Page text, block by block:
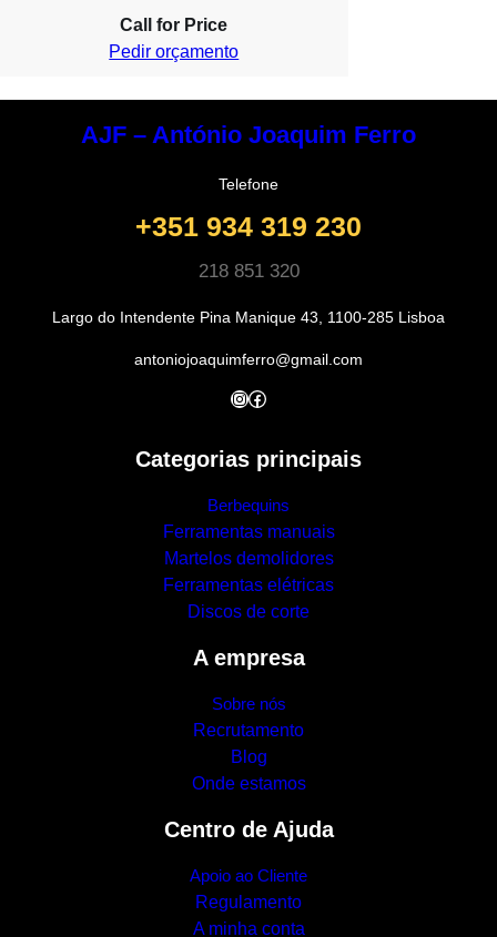
Call for Price
Pedir orçamento
AJF – António Joaquim Ferro
Telefone
+351 934 319 230
218 851 320
Largo do Intendente Pina Manique 43, 1100-285 Lisboa
antoniojoaquimferro@gmail.com
InstagramFacebook
Categorias principais
Berbequins
Ferramentas manuais
Martelos demolidores
Ferramentas elétricas
Discos de corte
A empresa
Sobre nós
Recrutamento
Blog
Onde estamos
Centro de Ajuda
Apoio ao Cliente
Regulamento
A minha conta